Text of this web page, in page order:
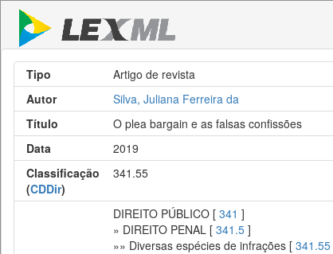
Tipo
Artigo de revista
Autor
Silva, Juliana Ferreira da
Título
O plea bargain e as falsas confissões
Data
2019
Classificação
(CDDir)
341.55
DIREITO PÚBLICO [ 341 ]
» DIREITO PENAL [ 341.5 ]
»» Diversas espécies de infrações [ 341.55